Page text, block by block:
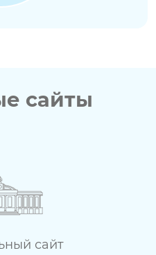
сайты
сайт